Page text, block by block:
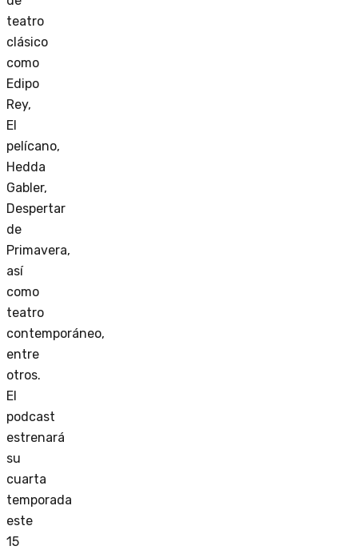
teatro
clásico
como
Edipo
Rey,
El
pelícano,
Hedda
Gabler,
Despertar
de
Primavera,
así
como
teatro
contemporáneo,
entre
otros.
El
podcast
estrenará
su
cuarta
temporada
este
15